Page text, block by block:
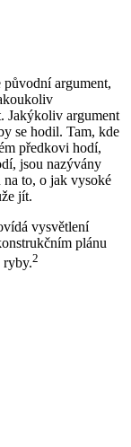
původní argument,
Jakýkoliv argument
se hodil. Tam, kde
předkovi hodí,
jsou nazývány
na to, o jak vysoké
jít.
vysvětlení
plánu
ryby.2